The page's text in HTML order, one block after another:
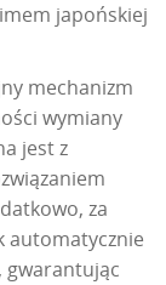
japońskiej
mechanizm
wymiany
jest z
za
automatycznie
gwarantując